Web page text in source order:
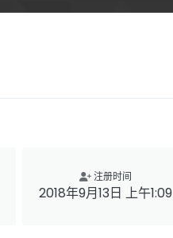
注册时间
2018年9月13日 上午1:09